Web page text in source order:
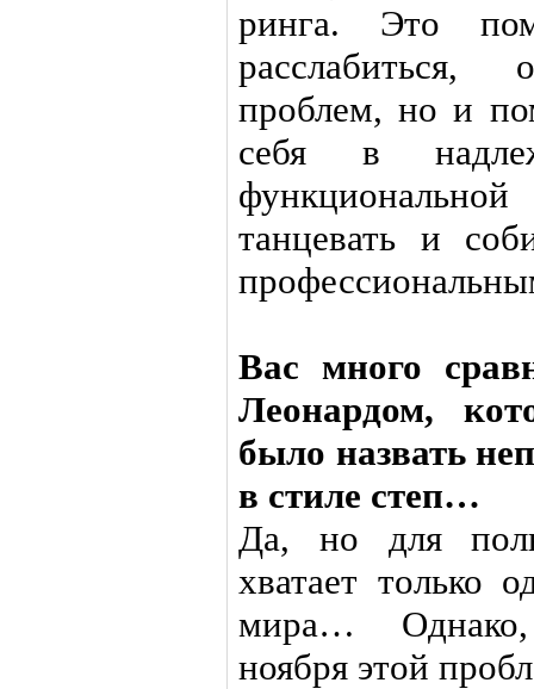
ринга. Это
проблем, но и
себя в
танцевать и
Вас много
Леонардом,
было назвать
в стиле степ…
Да, но для
хватает только
мира… Однако,
ноября этой